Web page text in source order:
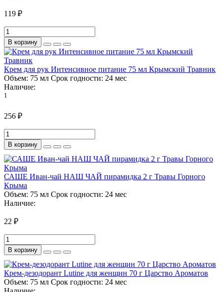
119 ₽
В корзину
Крем для рук Интенсивное питание 75 мл Крымский Травник
Объем: 75 мл Срок годности: 24 мес
Наличие:
1
256 ₽
В корзину
САШЕ Иван-чай НАШ ЧАЙ пирамидка 2 г Травы Горного
Крыма
Объем: 75 мл Срок годности: 24 мес
Наличие:
22 ₽
В корзину
Крем-дезодорант Lutine для женщин 70 г Царство Ароматов
Объем: 75 мл Срок годности: 24 мес